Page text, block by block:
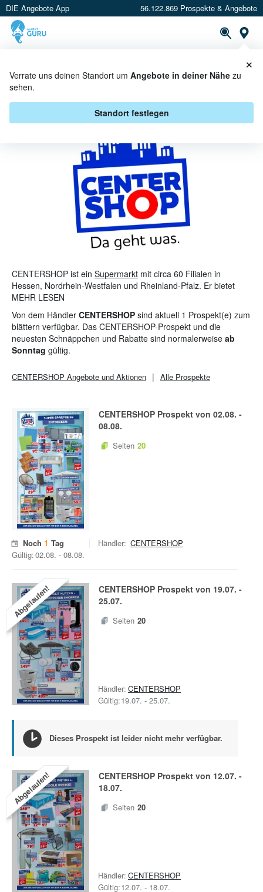
DIE Angebote App 56.122.869 Prospekte & Angebote
Verrate uns deinen Standort um Angebote in deiner Nähe zu
sehen.
Standort festlegen
×
CENTERSHOP PROSPEKT
CENTERSHOP ist ein Supermarkt mit circa 60 Filialen in
Hessen, Nordrhein-Westfalen und Rheinland-Pfalz. Er bietet
eine breite Auswahl an
Drogerieproduktenund vielem mehr, darunter auch qualitative
Markenprodukte. Mit seiner flexiblen Einkaufspolitik schafft er
ein gutes Preis-Leistungs-Verhältnis für die Kunden.
MEHR LESEN
Von dem Händler CENTERSHOP sind aktuell 1 Prospekt(e) zum
blättern verfügbar. Das CENTERSHOP-Prospekt und die
neuesten Schnäppchen und Rabatte sind normalerweise ab
Sonntag gültig.
CENTERSHOP Angebote und Aktionen Alle Prospekte
CENTERSHOP Prospekt von 02.08. -
08.08.
Seiten 20
Noch 1 Tag
Gültig:02.08. - 08.08.
Händler: CENTERSHOP
Abgelaufen! CENTERSHOP Prospekt von 19.07. -
25.07.
Seiten 20
Gültig:19.07. - 25.07.
Händler: CENTERSHOP
Dieses Prospekt ist leider nicht mehr verfügbar.
Abgelaufen! CENTERSHOP Prospekt von 12.07. -
18.07.
Seiten 20
Gültig:12.07. - 18.07.
Händler: CENTERSHOP